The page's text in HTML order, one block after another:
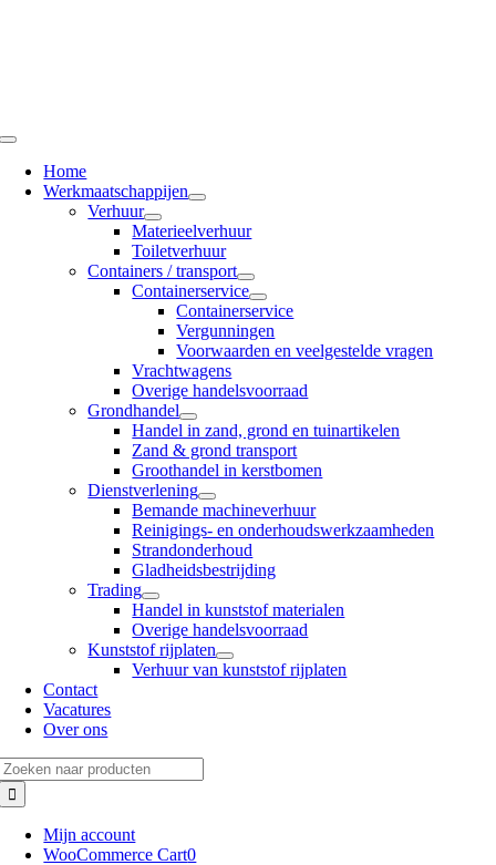
Toggle
NavigationHome
Werkmaatschappijen
Verhuur
Materieelverhuur
Toiletverhuur
Containers / transport
Containerservice
Containerservice
Vergunningen
Voorwaarden en veelgestelde vragen
Vrachtwagens
Overige handelsvoorraad
Grondhandel
Handel in zand, grond en tuinartikelen
Zand & grond transport
Groothandel in kerstbomen
Dienstverlening
Bemande machineverhuur
Reinigings- en onderhoudswerkzaamheden
Strandonderhoud
Gladheidsbestrijding
Trading
Handel in kunststof materialen
Overige handelsvoorraad
Kunststof rijplaten
Verhuur van kunststof rijplaten
Contact
Vacatures
Over ons
Mijn account
WooCommerce Cart0